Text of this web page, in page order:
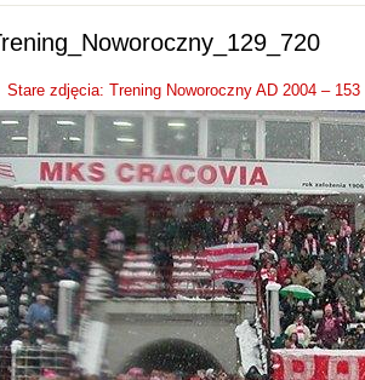
Stare zdjęcia: Trening Noworoczny AD 2004 –